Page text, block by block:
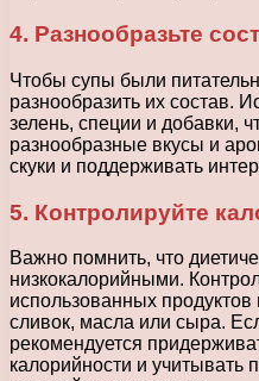
4. Разнообразьте
Чтобы супы были
разнообразить их состав.
зелень, специи и добавки,
разнообразные вкусы и
скуки и поддерживать
5. Контролируйте
Важно помнить, что
низкокалорийными.
использованных
сливок, масла или сыра.
рекомендуется
калорийности и учитывать